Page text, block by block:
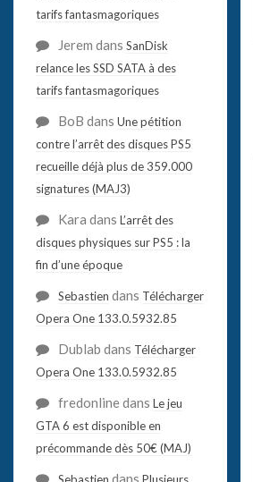
tarifs fantasmagoriques
Jerem dans SanDisk
relance les SSD SATA à des
tarifs fantasmagoriques
BoB dans Une pétition
contre l’arrêt des disques PS5
recueille déjà plus de 359.000
signatures (MAJ3)
Kara dans L’arrêt des
disques physiques sur PS5 : la
fin d’une époque
Sebastien dans Télécharger
Opera One 133.0.5932.85
Dublab dans Télécharger
Opera One 133.0.5932.85
fredonlinedans Le jeu
GTA 6 est disponible en
précommande dès 50€ (MAJ)
Sebastien dans Plusieurs